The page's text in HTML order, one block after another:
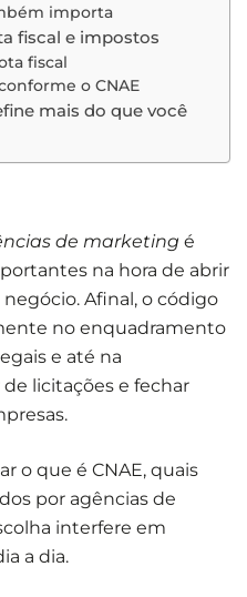
importa
fiscal e impostos
fiscal
o CNAE
mais do que você
de marketing é
na hora de abrir
Afinal, o código
no enquadramento
e até na
licitações e fechar
o que é CNAE, quais
por agências de
interfere em
a dia.